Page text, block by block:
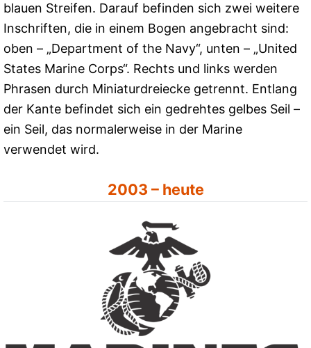
blauen Streifen. Darauf befinden sich zwei weitere
Inschriften, die in einem Bogen angebracht sind:
oben – „Department of the Navy“, unten – „United
States Marine Corps“. Rechts und links werden
Phrasen durch Miniaturdreiecke getrennt. Entlang
der Kante befindet sich ein gedrehtes gelbes Seil –
ein Seil, das normalerweise in der Marine
verwendet wird.
2003 – heute